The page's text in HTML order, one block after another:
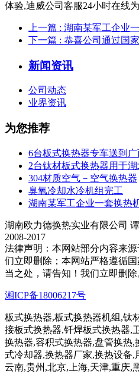
上一篇 : 湖南某军工企业
下一篇 : 恭喜公司通过国
新闻资讯
公司动态
业界资讯
为您推荐
6台板式换热器专车送到广
2台钛材板式换热器用于
304材质空气－空气换热器
臭氧冷却水冷机组完工
湖南某军工企业一套换热
湖南欧力德换热实业有限公司
2008-2017
法律声明：本网站部分内容来
们立即删除；本网站严格遵循
当之处，请告知！我们立即删除
湘ICP备18006217号
板式换热器,板式换热器机组,钛
接板式换热器,钎焊板式换热器,
换热器,容积式换热器,盘管换热,
式冷却器,换热器厂家,换热设备,
云南,贵州,北京,上海,天津,重庆,